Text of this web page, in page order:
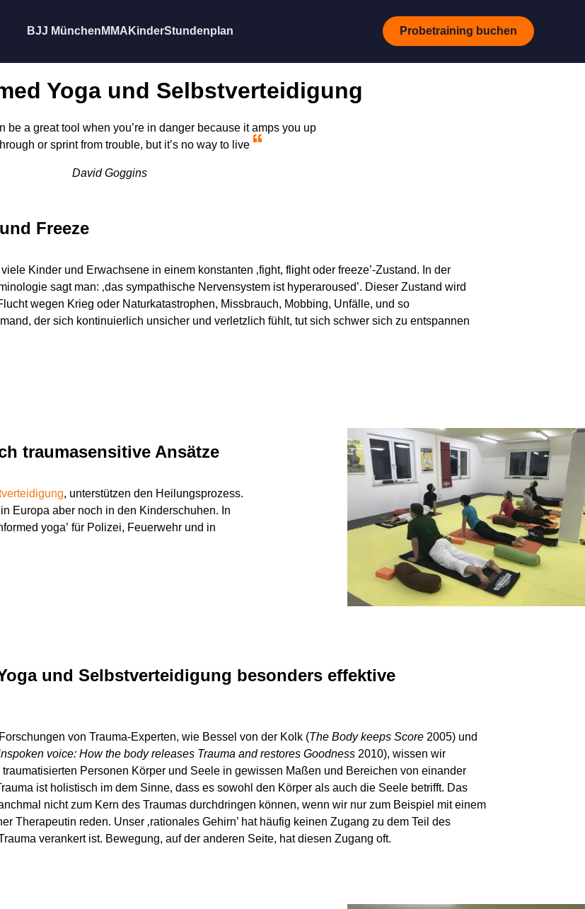
BJJ München MMA KinderStundenplan Probetraining buchen
Yoga und Selbstverteidigung
be a great tool when you’re in danger because it amps you up
or sprint from trouble, but it’s no way to live
David Goggins
Freeze
Kinder und Erwachsene in einem konstanten ‚fight, flight oder freeze’-Zustand. In der
sagt man: ‚das sympathische Nervensystem ist hyperaroused’. Dieser Zustand wird
wegen Krieg oder Naturkatastrophen, Missbrauch, Mobbing, Unfälle, und so
der sich kontinuierlich unsicher und verletzlich fühlt, tut sich schwer sich zu entspannen
traumasensitive Ansätze
, unterstützen den Heilungsprozess.
Europa aber noch in den Kinderschuhen. In
yoga’ für Polizei, Feuerwehr und in
und Selbstverteidigung besonders effektive
von Trauma-Experten, wie Bessel von der Kolk (The Body keeps Score 2005) und
voice: How the body releases Trauma and restores Goodness 2010), wissen wir
Personen Körper und Seele in gewissen Maßen und Bereichen von einander
ist holistisch im dem Sinne, dass es sowohl den Körper als auch die Seele betrifft. Das
nicht zum Kern des Traumas durchdringen können, wenn wir nur zum Beispiel mit einem
Therapeutin reden. Unser ‚rationales Gehirn’ hat häufig keinen Zugang zu dem Teil des
verankert ist. Bewegung, auf der anderen Seite, hat diesen Zugang oft.